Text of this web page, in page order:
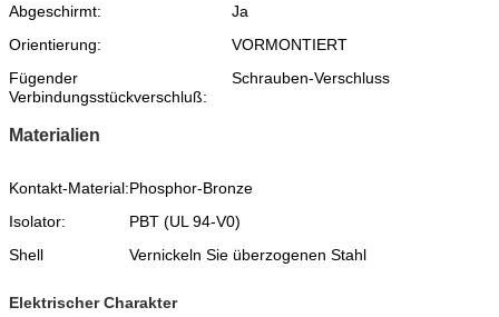
Abgeschirmt:
Ja
Orientierung:
VORMONTIERT
Fügender
Verbindungsstückverschluß:
Schrauben-Verschluss
Materialien
Kontakt-Material:Phosphor-Bronze
Isolator:
PBT (UL 94-V0)
Shell
Vernickeln Sie überzogenen Stahl
Elektrischer Charakter